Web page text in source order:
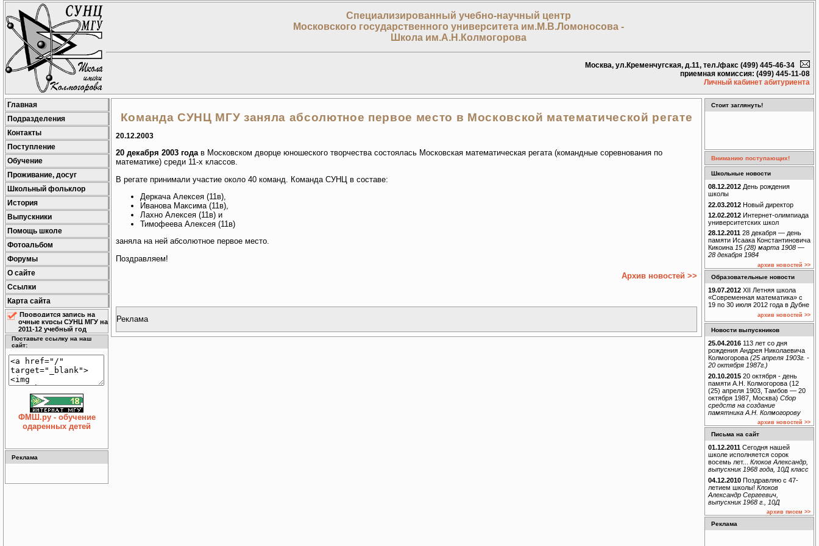
Специализированный учебно-научный центр
Московского государственного университета им.М.В.Ломоносова -
Школа им.А.Н.Колмогорова
Москва, ул.Кременчугская, д.11, тел./факс (499) 445-46-34
приемная комиссия: (499) 445-11-08
Личный кабинет абитуриента
Главная
Подразделения
Контакты
Поступление
Обучение
Проживание, досуг
Школьный фольклор
История
Выпускники
Помощь школе
Фотоальбом
Форумы
О сайте
Ссылки
Карта сайта
Проводится запись на
очные курсы СУНЦ МГУ на
2011-12 учебный год
Поставьте ссылку на наш
сайт:
ФМШ.ру - обучение
одаренных детей
Реклама
Команда СУНЦ МГУ заняла абсолютное первое место в Московской математической регате
20.12.2003
20 декабря 2003 годав Московском дворце юношеского творчества состоялась Московская математическая регата (командные соревнования по
математике) среди 11-х классов.
В регате принимали участие около 40 команд. Команда СУНЦ в составе:
Деркача Алексея (11в),
Иванова Максима (11в),
Лахно Алексея (11в) и
Тимофеева Алексея (11в)
заняла на ней абсолютное первое место.
Поздравляем!
Архив новостей >>
Реклама
Стоит заглянуть!
Вниманию поступающих!
Школьные новости
08.12.2012 День рождения
школы
22.03.2012 Новый директор
12.02.2012 Интернет-олимпиада
университетских школ
28.12.2011 28 декабря — день
памяти Исаака Константиновича
Кикоина 15 (28) марта 1908 —
28 декабря 1984
архив новостей >>
Образовательные новости
19.07.2012 XII Летняя школа
«Современная математика» с
19 по 30 июля 2012 года в Дубне
архив новостей >>
Новости выпускников
25.04.2016 113 лет со дня
рождения Андрея Николаевича
Колмогорова (25 апреля 1903г. -
20 октября 1987г.)
20.10.2015 20 октября - день
памяти А.Н. Колмогорова (12
(25) апреля 1903, Тамбов — 20
октября 1987, Москва) Сбор
средств на создание
памятника А.Н. Колмогорову
архив новостей >>
Письма на сайт
01.12.2011 Сегодня нашей
школе исполняется сорок
восемь лет... Клоков Александр,
выпускник 1968 года, 10Д класс
04.12.2010 Поздравляю с 47-
летием школы! Клоков
Александр Сергеевич,
выпускник 1968 г., 10Д
архив писем >>
Реклама